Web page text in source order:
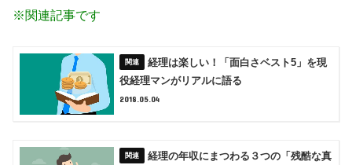
※関連記事です
経理は楽しい！「面白さベスト5」を現
役経理マンがリアルに語る
2018.05.04
経理の年収にまつわる３つの「残酷な真